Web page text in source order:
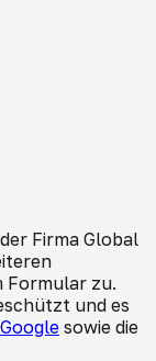
der Firma Global
Formular zu.
und es
sowie die